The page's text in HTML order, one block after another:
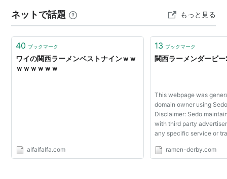
とりあえず声をかければ注文できるかもしれません！
ネットで話題 もっと見る
40 ブックマーク
ワイの関西ラーメンベストナインｗｗ
ｗｗｗｗｗｗ
alfalfalfa.com
13 ブックマーク
関西ラーメンダービ
This webpage was
domain owner using
Disclaimer: Sedo
with third party
any specific service or
imply its association,
ramen-derby.com